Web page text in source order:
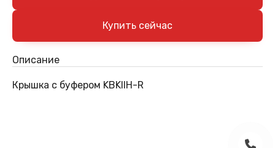
Описание
Крышка с буфером KBKIIH-R